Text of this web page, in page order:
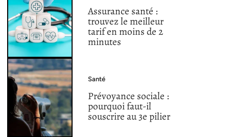
Assurance santé :
trouvez le meilleur
tarif en moins de 2
minutes
Santé
Prévoyance sociale :
pourquoi faut-il
souscrire au 3e pilier